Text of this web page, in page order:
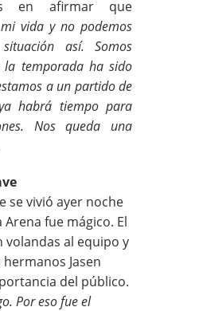
en afirmar que
vida y no podemos
así. Somos
la temporada ha sido
a un partido de
habrá tiempo para
Nos queda una
se vivió ayer noche
Arena fue mágico. El
volandas al equipo y
Jasen
del público.
Por eso fue el